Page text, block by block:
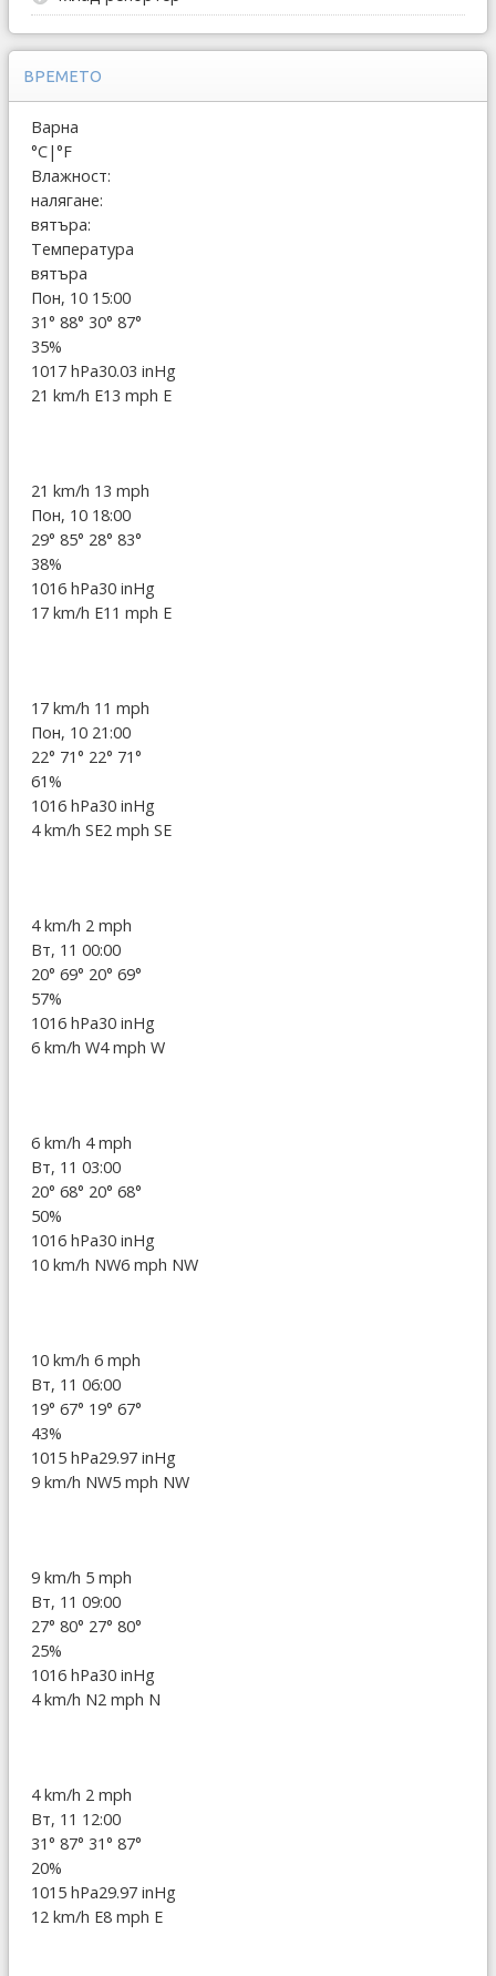
ВРЕМЕТО
Варна
°C|°F
Влажност:
налягане:
вятъра:
Температура
вятъра
Пон, 10 15:00
31° 88° 30° 87°
35%
1017 hPa30.03 inHg
21 km/h E13 mph E
21 km/h 13 mph
Пон, 10 18:00
29° 85° 28° 83°
38%
1016 hPa30 inHg
17 km/h E11 mph E
17 km/h 11 mph
Пон, 10 21:00
22° 71° 22° 71°
61%
1016 hPa30 inHg
4 km/h SE2 mph SE
4 km/h 2 mph
Вт, 11 00:00
20° 69° 20° 69°
57%
1016 hPa30 inHg
6 km/h W4 mph W
6 km/h 4 mph
Вт, 11 03:00
20° 68° 20° 68°
50%
1016 hPa30 inHg
10 km/h NW6 mph NW
10 km/h 6 mph
Вт, 11 06:00
19° 67° 19° 67°
43%
1015 hPa29.97 inHg
9 km/h NW5 mph NW
9 km/h 5 mph
Вт, 11 09:00
27° 80° 27° 80°
25%
1016 hPa30 inHg
4 km/h N2 mph N
4 km/h 2 mph
Вт, 11 12:00
31° 87° 31° 87°
20%
1015 hPa29.97 inHg
12 km/h E8 mph E